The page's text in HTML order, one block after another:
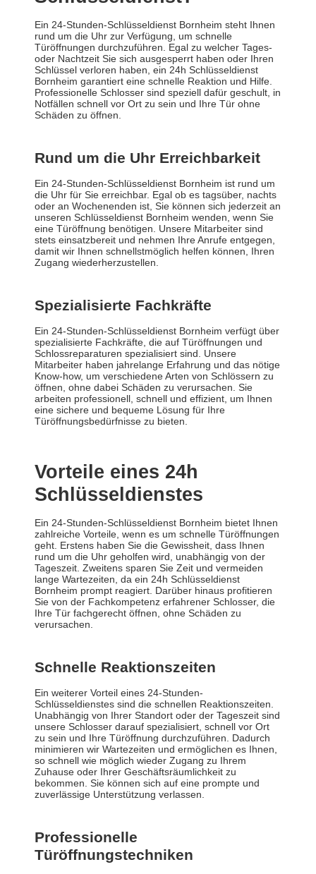
Ein 24-Stunden-Schlüsseldienst Bornheim steht Ihnen
rund um die Uhr zur Verfügung, um schnelle
Türöffnungen durchzuführen. Egal zu welcher Tages-
oder Nachtzeit Sie sich ausgesperrt haben oder Ihren
Schlüssel verloren haben, ein 24h Schlüsseldienst
Bornheim garantiert eine schnelle Reaktion und Hilfe.
Professionelle Schlosser sind speziell dafür geschult, in
Notfällen schnell vor Ort zu sein und Ihre Tür ohne
Schäden zu öffnen.
Rund um die Uhr Erreichbarkeit
Ein 24-Stunden-Schlüsseldienst Bornheim ist rund um
die Uhr für Sie erreichbar. Egal ob es tagsüber, nachts
oder an Wochenenden ist, Sie können sich jederzeit an
unseren Schlüsseldienst Bornheim wenden, wenn Sie
eine Türöffnung benötigen. Unsere Mitarbeiter sind
stets einsatzbereit und nehmen Ihre Anrufe entgegen,
damit wir Ihnen schnellstmöglich helfen können, Ihren
Zugang wiederherzustellen.
Spezialisierte Fachkräfte
Ein 24-Stunden-Schlüsseldienst Bornheim verfügt über
spezialisierte Fachkräfte, die auf Türöffnungen und
Schlossreparaturen spezialisiert sind. Unsere
Mitarbeiter haben jahrelange Erfahrung und das nötige
Know-how, um verschiedene Arten von Schlössern zu
öffnen, ohne dabei Schäden zu verursachen. Sie
arbeiten professionell, schnell und effizient, um Ihnen
eine sichere und bequeme Lösung für Ihre
Türöffnungsbedürfnisse zu bieten.
Vorteile eines 24h
Schlüsseldienstes
Ein 24-Stunden-Schlüsseldienst Bornheim bietet Ihnen
zahlreiche Vorteile, wenn es um schnelle Türöffnungen
geht. Erstens haben Sie die Gewissheit, dass Ihnen
rund um die Uhr geholfen wird, unabhängig von der
Tageszeit. Zweitens sparen Sie Zeit und vermeiden
lange Wartezeiten, da ein 24h Schlüsseldienst
Bornheim prompt reagiert. Darüber hinaus profitieren
Sie von der Fachkompetenz erfahrener Schlosser, die
Ihre Tür fachgerecht öffnen, ohne Schäden zu
verursachen.
Schnelle Reaktionszeiten
Ein weiterer Vorteil eines 24-Stunden-
Schlüsseldienstes sind die schnellen Reaktionszeiten.
Unabhängig von Ihrer Standort oder der Tageszeit sind
unsere Schlosser darauf spezialisiert, schnell vor Ort
zu sein und Ihre Türöffnung durchzuführen. Dadurch
minimieren wir Wartezeiten und ermöglichen es Ihnen,
so schnell wie möglich wieder Zugang zu Ihrem
Zuhause oder Ihrer Geschäftsräumlichkeit zu
bekommen. Sie können sich auf eine prompte und
zuverlässige Unterstützung verlassen.
Professionelle
Türöffnungstechniken